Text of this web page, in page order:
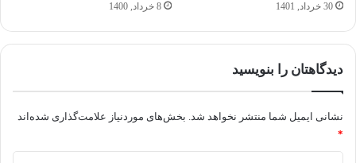
30 خرداد, 1401 8 خرداد, 1400
دیدگاهتان را بنویسید
نشانی ایمیل شما منتشر نخواهد شد. بخش‌های موردنیاز علامت‌گذاری شده‌اند
*